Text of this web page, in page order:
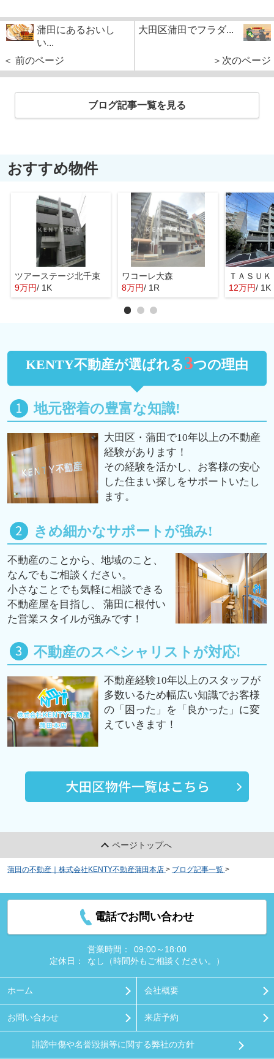
蒲田にあるおいし
い...
＜ 前のページ
大田区蒲田でフラダ...
＞次のページ
ブログ記事一覧を見る
おすすめ物件
ツアーステージ北千束
9万円/ 1K
ワコーレ大森
8万円/ 1R 12万円/ 1K
KENTY不動産が選ばれる3つの理由
地元密着の豊富な知識!
大田区・蒲田で10年以上の不動産
経験があります！
その経験を活かし、お客様の安心
した住まい探しをサポートいたし
ます。
きめ細かなサポートが強み!
不動産のことから、地域のこと、
なんでもご相談ください。
小さなことでも気軽に相談できる
不動産屋を目指し、 蒲田に根付い
た営業スタイルが強みです！
不動産のスペシャリストが対応!
不動産経験10年以上のスタッフが
多数いるため幅広い知識でお客様
の「困った」を「良かった」に変
えていきます！
ページトップへ
蒲田の不動産｜株式会社KENTY不動産蒲田本店 > ブログ記事一覧 >
電話でお問い合わせ
営業時間：
09:00～18:00
定休日：
なし（時間外もご相談ください。）
ホーム 会社概要
お問い合わせ 来店予約
誹謗中傷や名誉毀損等に関する弊社の方針